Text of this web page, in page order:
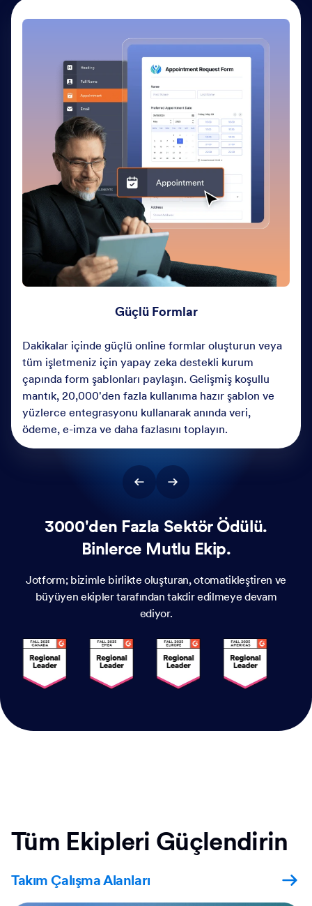
Güçlü Formlar
Dakikalar içinde güçlü online formlar oluşturun veya
tüm işletmeniz için yapay zeka destekli kurum
çapında form şablonları paylaşın. Gelişmiş koşullu
mantık, 20,000'den fazla kullanıma hazır şablon ve
yüzlerce entegrasyonu kullanarak anında veri,
ödeme, e-imza ve daha fazlasını toplayın.
3000'den Fazla Sektör Ödülü.
Binlerce Mutlu Ekip.
Jotform; bizimle birlikte oluşturan, otomatikleştiren ve
büyüyen ekipler tarafından takdir edilmeye devam
ediyor.
Tüm Ekipleri Güçlendirin
Takım Çalışma Alanları